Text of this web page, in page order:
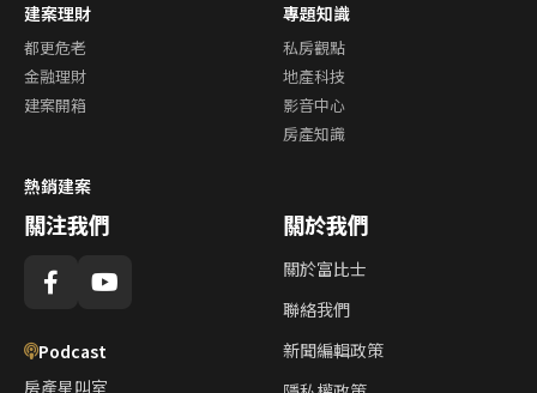
建案理財
都更危老
金融理財
建案開箱
專題知識
私房觀點
地產科技
影音中心
房產知識
熱銷建案
關注我們
Podcast
房產星叫室
關於我們
關於富比士
聯絡我們
新聞編輯政策